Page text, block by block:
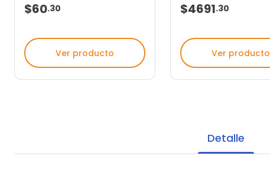
$60.30
Ver producto
$4691.30
Ver producto
Detalle